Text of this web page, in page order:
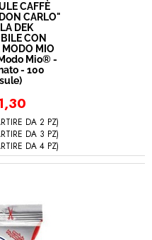
CAFFÈ
CARLO"
DEK
CON
MODO MIO
Mio® -
- 100
DA 2 PZ)
DA 3 PZ)
DA 4 PZ)